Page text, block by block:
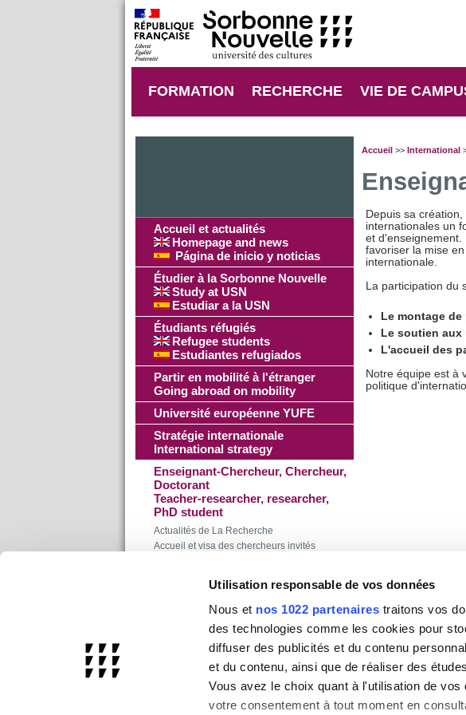
Utilisation responsable de vos données
Nous et nos 1022 partenaires traitons vos
des technologies comme les cookies pour
diffuser des publicités et du contenu
et du contenu, ainsi que de réaliser des
Vous avez le choix quant à l'utilisation de
votre consentement à tout moment en
FORMATION RECHERCHE VIE DE
Accueil et actualités
Homepage and news
Página de inicio y noticias
Étudier à la Sorbonne Nouvelle
Study at USN
Estudiar a la USN
Étudiants réfugiés
Refugee students
Estudiantes refugiados
Partir en mobilité à l'étranger
Going abroad on mobility
Université européenne YUFE
Stratégie internationale
International strategy
Enseignant-Chercheur, Chercheur,
Doctorant
Teacher-researcher, researcher,
PhD student
Actualités de La Recherche
Accueil et visa des chercheurs invités
Soutien de la DAI aux missions
Mobilité du personnel
Staff mobility
USN in English
Accueil>> International
Depuis sa
internationales un
et d'enseignement.
favoriser la mise
internationale.
La participation du
Le montage
Le soutien
L'accueil des
Notre équipe est à
politique
Gestion